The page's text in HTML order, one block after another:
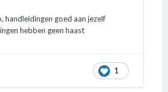
handleidingen goed aan jezelf
hebben geen haast
1